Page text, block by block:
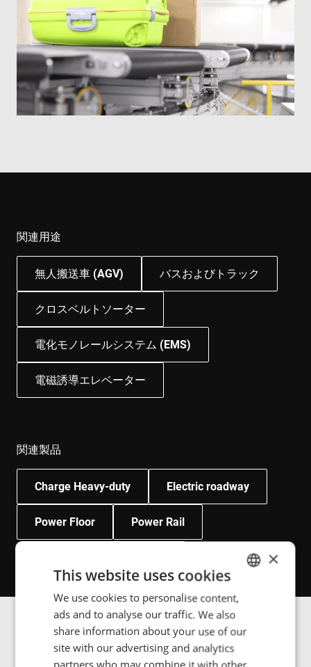
関連用途
無人搬送車 (AGV) バスおよびトラック
クロスベルトソーター
電化モノレールシステム (EMS)
電磁誘導エレベーター
関連製品
Charge Heavy-duty Electric roadway
Power Floor Power Rail
画像ギャラリー
ENGLISH
POLISH
FRENCH
×
This website uses cookies
We use cookies to personalise content,
ads and to analyse our traffic. We also
share information about your use of our
site with our advertising and analytics